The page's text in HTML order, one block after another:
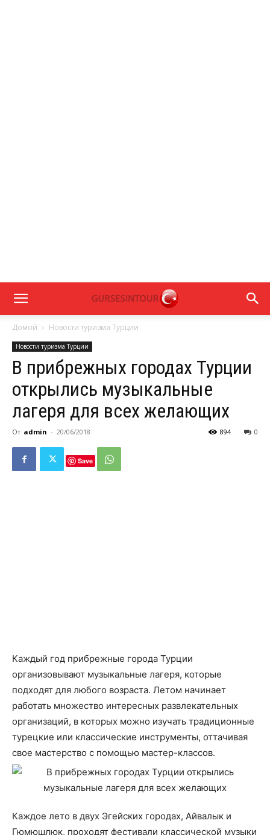
Домой Новости туризма Турции
Новости туризма Турции
В прибрежных городах Турции
открылись музыкальные
лагеря для всех желающих
От admin - 20/06/2018 0
894
Save
Каждый год прибрежные города Турции
организовывают музыкальные лагеря, которые
подходят для любого возраста. Летом начинает
работать множество интересных развлекательных
организаций, в которых можно изучать традиционные
турецкие или классические инструменты, оттачивая
свое мастерство с помощью мастер-классов.
Каждое лето в двух Эгейских городах, Айвалык и
Гюмюшлюк, проходят фестивали классической музыки